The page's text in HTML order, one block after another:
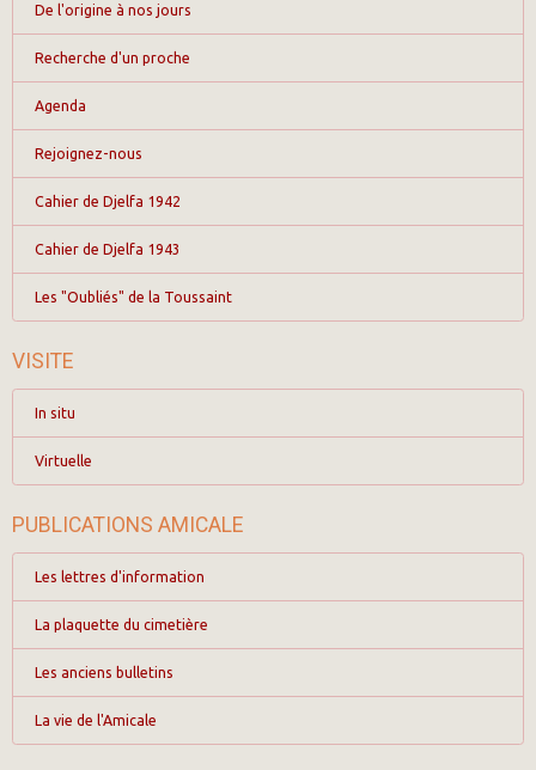
De l'origine à nos jours
Recherche d'un proche
Agenda
Rejoignez-nous
Cahier de Djelfa 1942
Cahier de Djelfa 1943
Les "Oubliés" de la Toussaint
VISITE
In situ
Virtuelle
PUBLICATIONS AMICALE
Les lettres d'information
La plaquette du cimetière
Les anciens bulletins
La vie de l'Amicale